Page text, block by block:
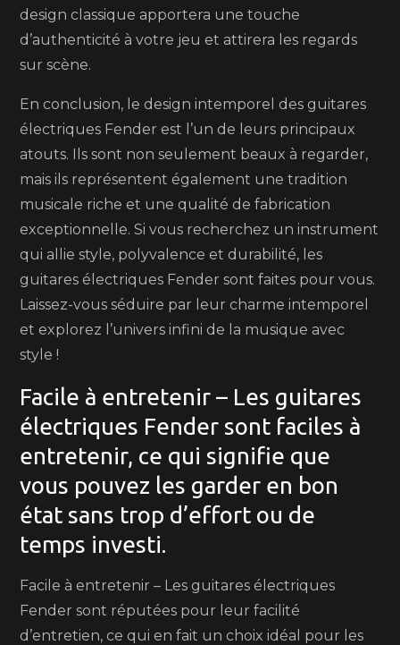
design classique apportera une touche
d’authenticité à votre jeu et attirera les regards
sur scène.
En conclusion, le design intemporel des guitares
électriques Fender est l’un de leurs principaux
atouts. Ils sont non seulement beaux à regarder,
mais ils représentent également une tradition
musicale riche et une qualité de fabrication
exceptionnelle. Si vous recherchez un instrument
qui allie style, polyvalence et durabilité, les
guitares électriques Fender sont faites pour vous.
Laissez-vous séduire par leur charme intemporel
et explorez l’univers infini de la musique avec
style !
Facile à entretenir – Les guitares
électriques Fender sont faciles à
entretenir, ce qui signifie que
vous pouvez les garder en bon
état sans trop d’effort ou de
temps investi.
Facile à entretenir – Les guitares électriques
Fender sont réputées pour leur facilité
d’entretien, ce qui en fait un choix idéal pour les